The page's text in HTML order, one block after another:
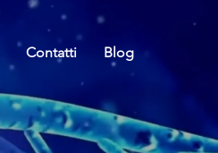
Contatti Blog